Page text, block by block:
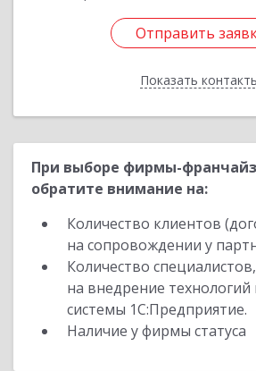
Отправить
Показать
Отправить
Назад
При выборе фирмы-
обратите внимание на:
Количество клиентов
на сопровождении у
Количество
на внедрение
системы 1С:Предприятие.
Наличие у фирмы статуса